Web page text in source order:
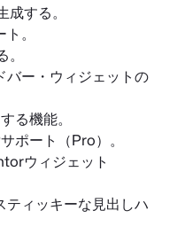
する。
。
バー・ウィジェットの
る機能。
ポート（Pro）。
ウィジェット
ィッキーな見出しハ